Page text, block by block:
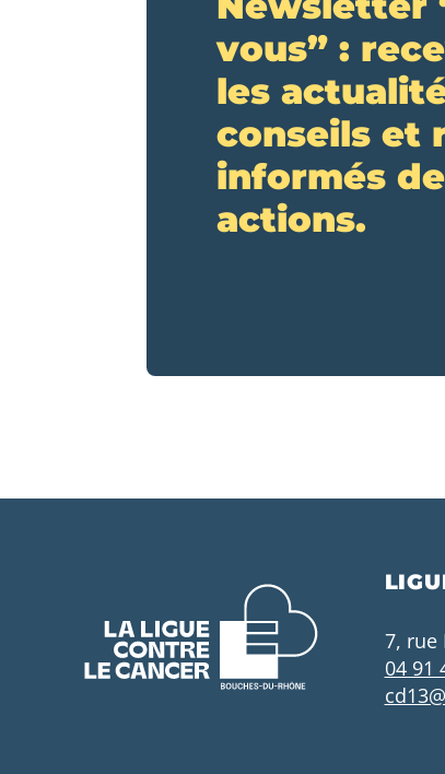
vous” :
les
conseils et
informés
actions.
7, rue
04 91